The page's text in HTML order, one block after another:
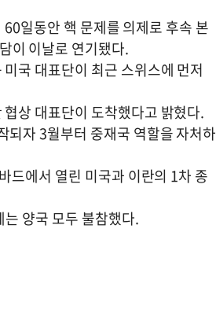
일동안 핵 문제를 의제로 후속 본
이 이날로 연기됐다.
국 대표단이 최근 스위스에 먼저
상 대표단이 도착했다고 밝혔다.
되자 3월부터 중재국 역할을 자처하
드에서 열린 미국과 이란의 1차 종
양국 모두 불참했다.